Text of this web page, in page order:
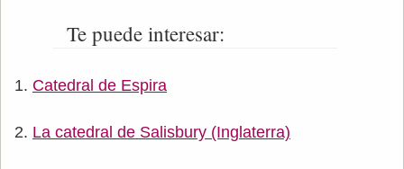
Te puede interesar:
Catedral de Espira
La catedral de Salisbury (Inglaterra)